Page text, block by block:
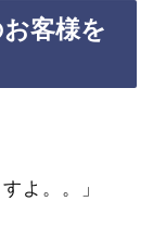
客様を
よ。。」